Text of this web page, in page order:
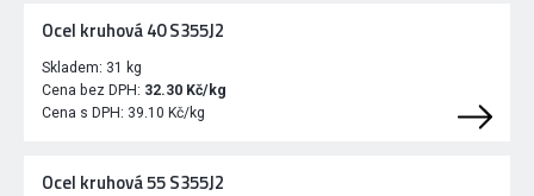
Ocel kruhová 40 S355J2
Skladem: 31 kg
Cena bez DPH: 32.30 Kč/kg
Cena s DPH: 39.10 Kč/kg
Ocel kruhová 55 S355J2